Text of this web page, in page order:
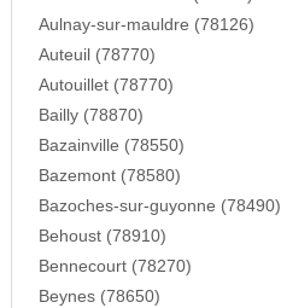
Aulnay-sur-mauldre (78126)
Auteuil (78770)
Autouillet (78770)
Bailly (78870)
Bazainville (78550)
Bazemont (78580)
Bazoches-sur-guyonne (78490)
Behoust (78910)
Bennecourt (78270)
Beynes (78650)